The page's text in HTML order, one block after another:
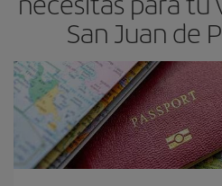
San Juan de